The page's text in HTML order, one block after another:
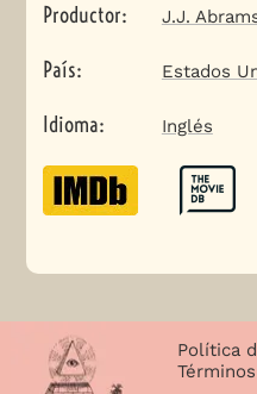
Productor: J.J.
País: Estados
Idioma: Inglés
Política